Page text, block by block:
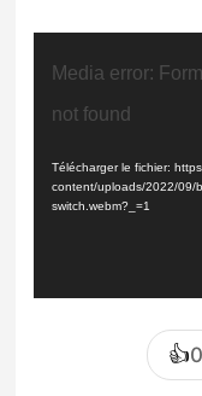
vidéo
Media error:
not found
Télécharger le fichier:
content/uploads/2022/09/
switch.webm?_=1
👍0